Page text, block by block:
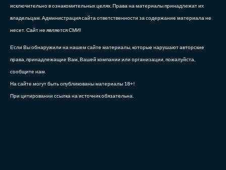
исключительно в ознакомительных целях. Права на материалы принадлежат их
владельцам. Администрация сайта ответственности за содержание материала не
несет. Сайт не является СМИ!
Если Вы обнаружили на нашем сайте материалы, которые нарушают авторские
права, принадлежащие Вам, Вашей компании или организации, пожалуйста,
сообщите нам.
На сайте могут быть опубликованы материалы 18+!
При цитировании ссылка на источник обязательна.